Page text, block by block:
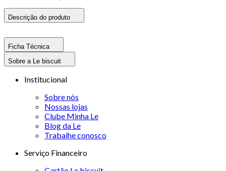
Descrição do produto
Ficha Técnica
Sobre a Le biscuit
Institucional
Sobre nós
Nossas lojas
Clube Minha Le
Blog da Le
Trabalhe conosco
Serviço Financeiro